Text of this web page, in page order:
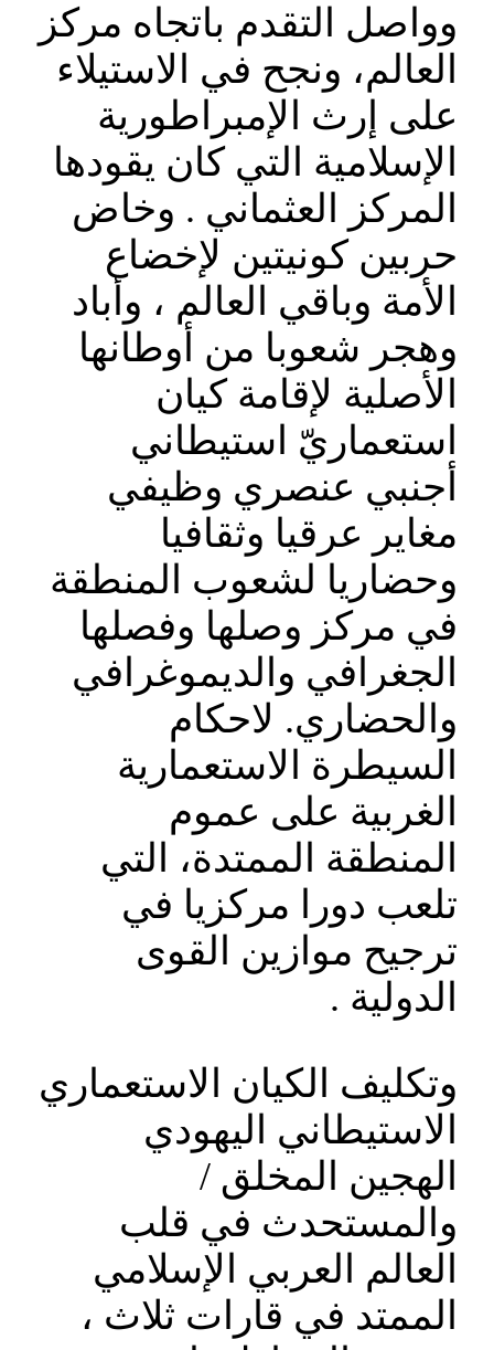
وواصل التقدم باتجاه مركز
العالم، ونجح في الاستيلاء
على إرث الإمبراطورية
الإسلامية التي كان يقودها
المركز العثماني . وخاض
حربين كونيتين لإخضاع
الأمة وباقي العالم ، وأباد
وهجر شعوبا من أوطانها
الأصلية لإقامة كيان
استعماريّ استيطاني
أجنبي عنصري وظيفي
مغاير عرقيا وثقافيا
وحضاريا لشعوب المنطقة
في مركز وصلها وفصلها
الجغرافي والديموغرافي
والحضاري. لاحكام
السيطرة الاستعمارية
الغربية على عموم
المنطقة الممتدة، التي
تلعب دورا مركزيا في
ترجيح موازين القوى
الدولية .
وتكليف الكيان الاستعماري
الاستيطاني اليهودي
الهجين المخلق /
والمستحدث في قلب
العالم العربي الإسلامي
الممتد في قارات ثلاث ،